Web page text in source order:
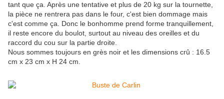
tant que ça. Après une tentative et plus de 20 kg sur la tournette,
la pièce ne rentrera pas dans le four, c'est bien dommage mais
c'est comme ça. Donc le bonhomme prend forme tranquillement,
il reste encore du boulot, surtout au niveau des oreilles et du
raccord du cou sur la partie droite.
Nous sommes toujours en grès noir et les dimensions crû : 16.5
cm x 23 cm x H 24 cm.